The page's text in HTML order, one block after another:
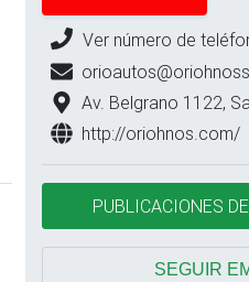
Ver número de
Av. Belgrano 1122,
http://oriohnos.com/
PUBLICACIONES
SEGUIR